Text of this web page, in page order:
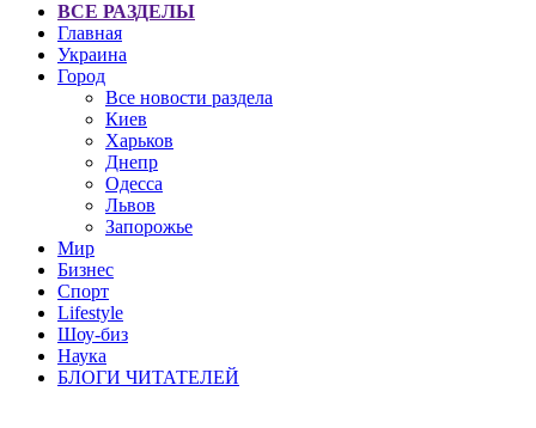
ВСЕ РАЗДЕЛЫ
Главная
Украина
Город
Все новости раздела
Киев
Харьков
Днепр
Одесса
Львов
Запорожье
Мир
Бизнес
Спорт
Lifestyle
Шоу-биз
Наука
БЛОГИ ЧИТАТЕЛЕЙ